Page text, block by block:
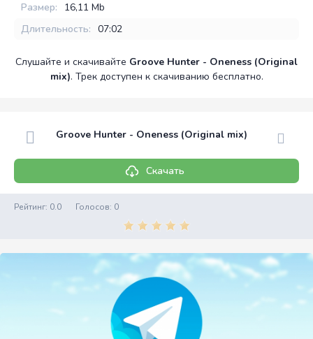
Размер:
16,11 Mb
Длительность: 07:02
Слушайте и скачивайте Groove Hunter - Oneness (Original
mix). Трек доступен к скачиванию бесплатно.
Groove Hunter - Oneness (Original mix)
Скачать
Рейтинг: 0.0 Голосов: 0